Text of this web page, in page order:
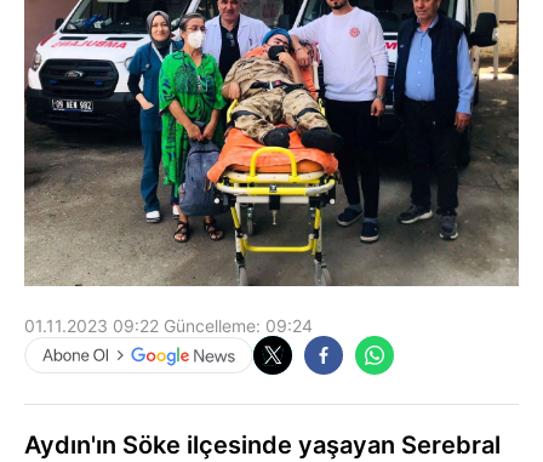
01.11.2023 09:22 Güncelleme: 09:24
Aydın'ın Söke ilçesinde yaşayan Serebral